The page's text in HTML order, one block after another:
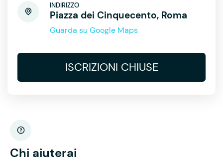
INDIRIZZO
Piazza dei Cinquecento, Roma
Guarda su Google Maps
ISCRIZIONI CHIUSE
Chi aiuterai